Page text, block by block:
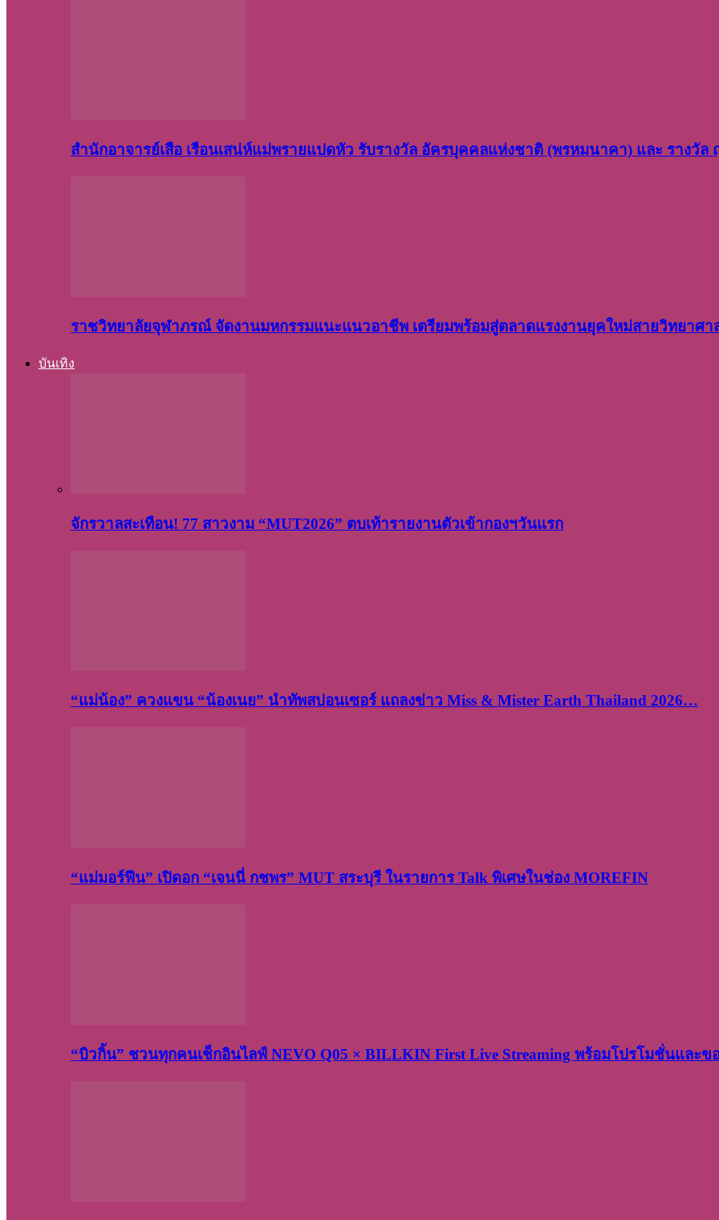
สำนักอาจารย์เสือ เรือนเสน่ห์แม่พรายแปดหัว รับรางวัล อัครบุคคลแห่งชาติ (พรหมนาคา) และ รางวัล
ราชวิทยาลัยจุฬาภรณ์ จัดงานมหกรรมแนะแนวอาชีพ เตรียมพร้อมสู่ตลาดแรงงานยุคใหม่สายวิทยาศ
บันเทิง
จักรวาลสะเทือน! 77 สาวงาม “MUT2026” ตบเท้ารายงานตัวเข้ากองฯวันแรก
“แม่น้อง” ควงแขน “น้องเนย” นำทัพสปอนเซอร์ แถลงข่าว Miss & Mister Earth Thailand 2026…
“แม่มอร์ฟีน” เปิดอก “เจนนี่ กชพร” MUT สระบุรี ในรายการ Talk พิเศษในช่อง MOREFIN
“บิวกิ้น” ชวนทุกคนเช็กอินไลฟ์ NEVO Q05 × BILLKIN First Live Streaming พร้อมโปรโมชั่นและข